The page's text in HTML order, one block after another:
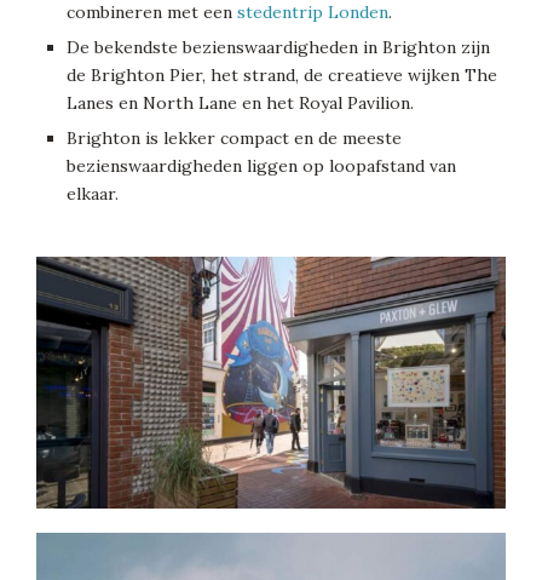
combineren met een stedentrip Londen.
De bekendste bezienswaardigheden in Brighton zijn
de Brighton Pier, het strand, de creatieve wijken The
Lanes en North Lane en het Royal Pavilion.
Brighton is lekker compact en de meeste
bezienswaardigheden liggen op loopafstand van
elkaar.